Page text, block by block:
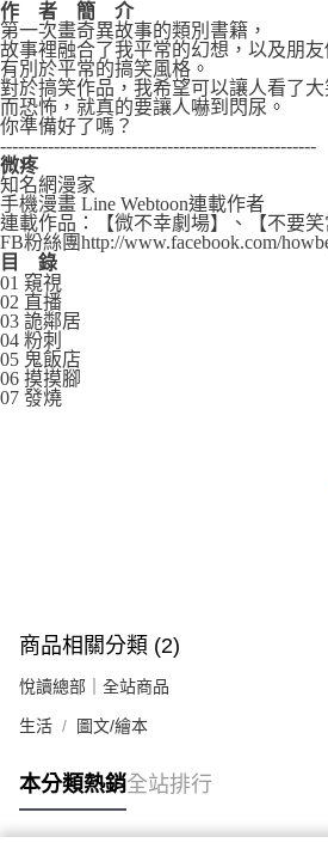
作 者 簡 介
第一次畫奇異故事的類別書籍，
故事裡融合了我平常的幻想，以及朋友
有別於平常的搞笑風格。
對於搞笑作品，我希望可以讓人看了大
而恐怖，就真的要讓人嚇到閃尿。
你準備好了嗎？
-----------------------------------------------------
微疼
知名網漫家
手機漫畫 Line Webtoon連載作者
連載作品：【微不幸劇場】、【不要笑
FB粉絲團http://www.facebook.com/
目
錄
01 窺視
02 直播
03 詭鄰居
04 粉刺
05 鬼飯店
06 摸摸腳
07 發燒
商品相關分類 (2)
悅讀總部｜全站商品
生活 圖文/繪本
本分類熱銷全站排行